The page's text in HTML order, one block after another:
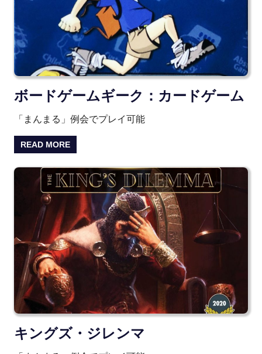
ボードゲームギーク：カードゲーム
「まんまる」例会でプレイ可能
READ MORE
キングズ・ジレンマ